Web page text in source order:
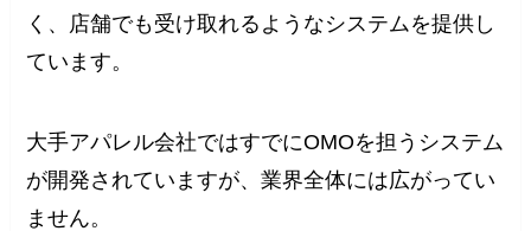
く、店舗でも受け取れるようなシステムを提供し
ています。
大手アパレル会社ではすでにOMOを担うシステム
が開発されていますが、業界全体には広がってい
ません。